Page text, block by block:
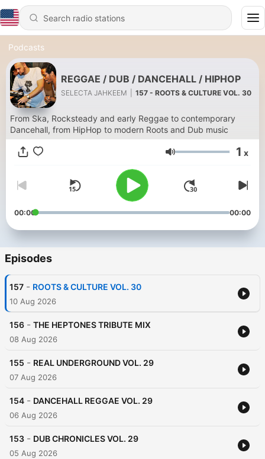
Podcasts
REGGAE / DUB / DANCEHALL / HIPHOP
SELECTA JAHKEEM 157 - ROOTS & CULTURE VOL. 30
From Ska, Rocksteady and early Reggae to contemporary
Dancehall, from HipHop to modern Roots and Dub music
Volume 1 x
00:00 00:00
Episodes
157 - ROOTS & CULTURE VOL. 30
10 Aug 2026
156 - THE HEPTONES TRIBUTE MIX
08 Aug 2026
155 - REAL UNDERGROUND VOL. 29
07 Aug 2026
154 - DANCEHALL REGGAE VOL. 29
06 Aug 2026
153 - DUB CHRONICLES VOL. 29
05 Aug 2026